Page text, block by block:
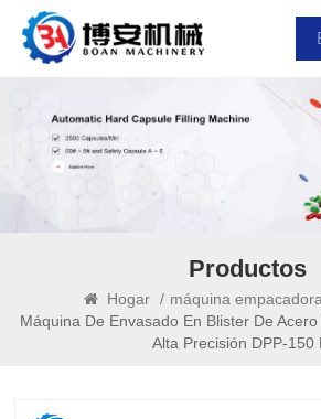
Productos
Hogar / máquina
Máquina De Envasado En Blister De
Alta Precisión DPP-150